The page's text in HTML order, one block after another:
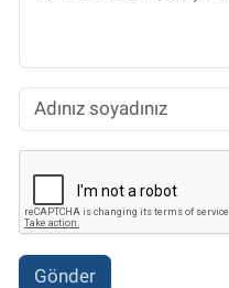
Gönder